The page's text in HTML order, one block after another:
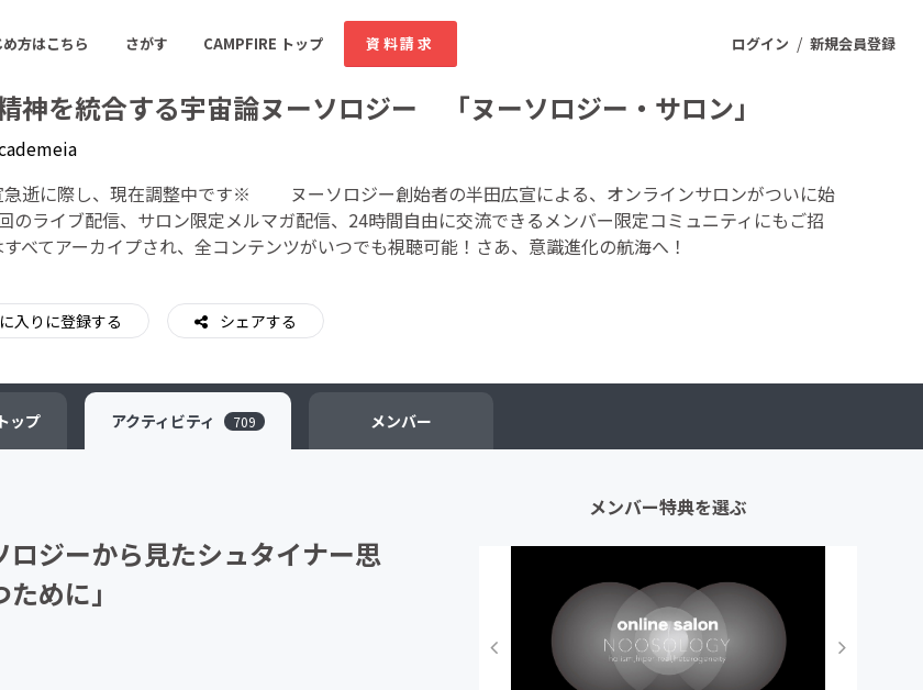
ログイン / 新規会員登録
方はこちら さがす CAMPFIRE トップ 資料請求
ュニティ 人気のコミュニティ 新着のコミュニティ
ム・サービス開発 フード・飲食店
ーシャルグッド ビューティー・ヘルスケア
神を統合する宇宙論ヌーソロジー 「ヌーソロジー・サロン」
逝に際し、現在調整中です※ ヌーソロジー創始者の半田広宣による、オンラインサロンがついに始
のライブ配信、サロン限定メルマガ配信、24時間自由に交流できるメンバー限定コミュニティにもご招
べてアーカイプされ、全コンテンツがいつでも視聴可能！さあ、意識進化の航海へ！
入りに登録する シェアする
トップ アクティビティ 709 メンバー
ジーから見たシュタイナー思
めに」
メンバー特典を選ぶ